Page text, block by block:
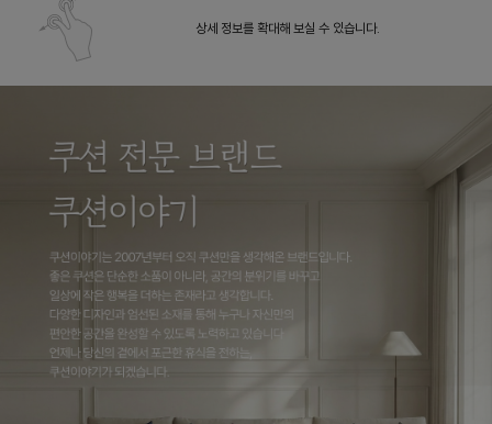
상세 정보를 확대해 보실 수 있습니다.